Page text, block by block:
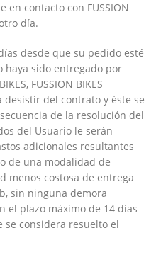
en contacto con FUSSION
día.
desde que su pedido esté
haya sido entregado por
, FUSSION BIKES
del contrato y éste se
de la resolución del
del Usuario le serán
adicionales resultantes
de una modalidad de
menos costosa de entrega
sin ninguna demora
el plazo máximo de 14 días
se considera resuelto el